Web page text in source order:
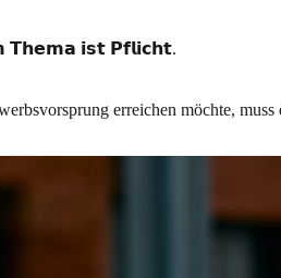
𝗶𝘀𝘁 𝗣𝗳𝗹𝗶𝗰𝗵𝘁.
erreichen möchte, muss